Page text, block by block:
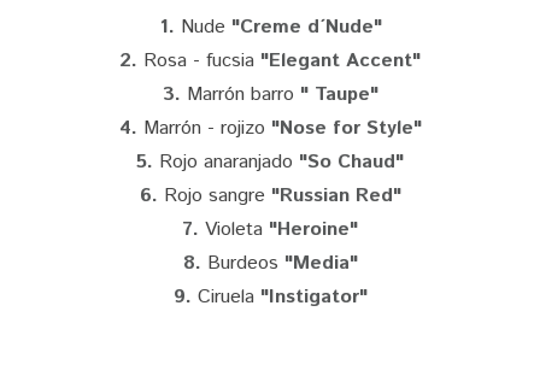
1. Nude "Creme d´Nude"
2. Rosa - fucsia "Elegant Accent"
3. Marrón barro " Taupe"
4. Marrón - rojizo "Nose for Style"
5. Rojo anaranjado "So Chaud"
6. Rojo sangre "Russian Red"
7. Violeta "Heroine"
8. Burdeos "Media"
9. Ciruela"Instigator"